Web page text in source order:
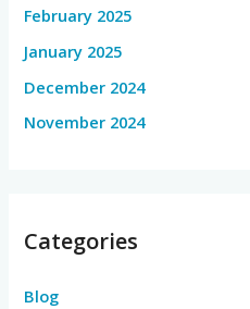
February 2025
January 2025
December 2024
November 2024
Categories
Blog